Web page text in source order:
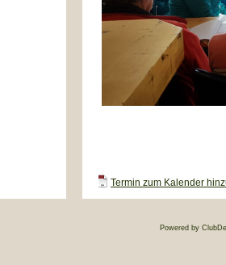
Termin zum Kalender
Powered by